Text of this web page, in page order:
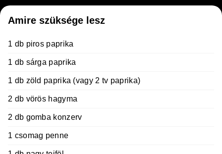
Amire szüksége lesz
1 db piros paprika
1 db sárga paprika
1 db zöld paprika (vagy 2 tv paprika)
2 db vörös hagyma
2 db gomba konzerv
1 csomag penne